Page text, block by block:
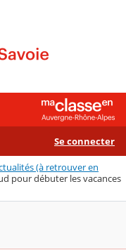
Se connecter
(à retrouver en
pour débuter les vacances